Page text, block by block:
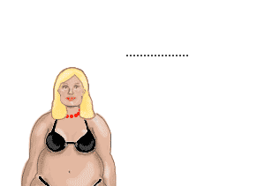
..................